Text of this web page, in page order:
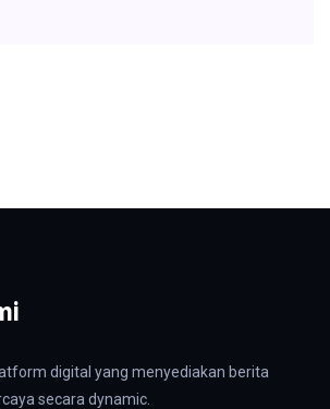
digital yang menyediakan berita
secara dynamic.